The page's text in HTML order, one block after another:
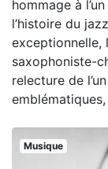
hommage à
l’histoire du
saxophoniste-
relecture de
Musique